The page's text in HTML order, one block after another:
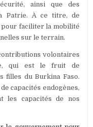
ainsi que des
Patrie. À ce titre, de
pour faciliter la mobilité
sur le terrain.
volontaires
qui est le fruit de
filles du Burkina Faso.
capacités endogènes,
les capacités de nos